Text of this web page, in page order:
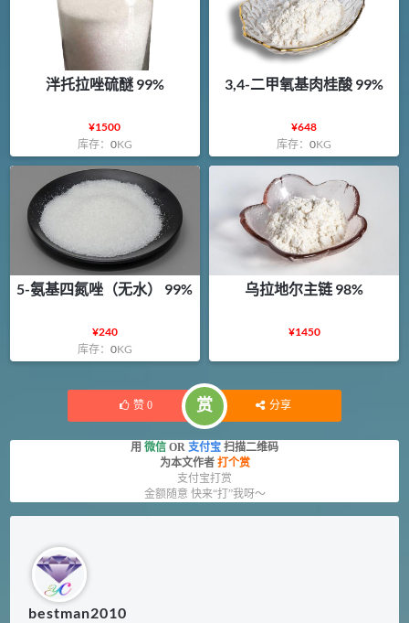
泮托拉唑硫醚 99%
¥1500
库存： 0KG
3,4-二甲氧基肉桂酸 99%
¥648
库存：0KG
5-氨基四氮唑（无水） 99%
¥240
库存： 0KG
乌拉地尔主链 98%
¥1450
赞 0 赏 分享
用 微信 OR 支付宝 扫描二维码
为本文作者 打个赏
支付宝打赏
金额随意 快来“打”我呀～
bestman2010